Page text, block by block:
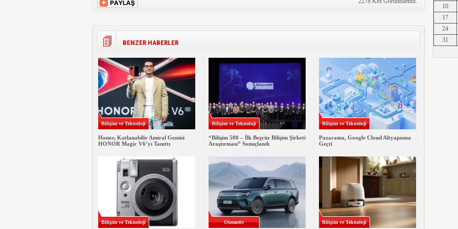
BENZER HABERLER
Bilişim ve Teknoloji
Honor, Katlanabilir Amiral Gemisi
HONOR Magic V6’yı Tanıttı
Bilişim ve Teknoloji
“Bilişim 500 – İlk Beşyüz Bilişim Şirketi
Araştırması” Sonuçlandı
Bilişim ve Teknoloji
Pazarama, Google Cloud Altyapısına
Geçti
Bilişim ve Teknoloji Otomotiv Bilişim ve Teknoloji
Erkut
Erkut
10
17
24
31